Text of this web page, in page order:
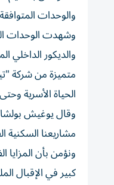
والوحدات
وشهدت الوحدات
والديكور
متميزة من شركة
الحياة الأسرية
وقال يوغيش
مشاريعنا السكنية
ونؤمن بأن
كبير في الإقبال